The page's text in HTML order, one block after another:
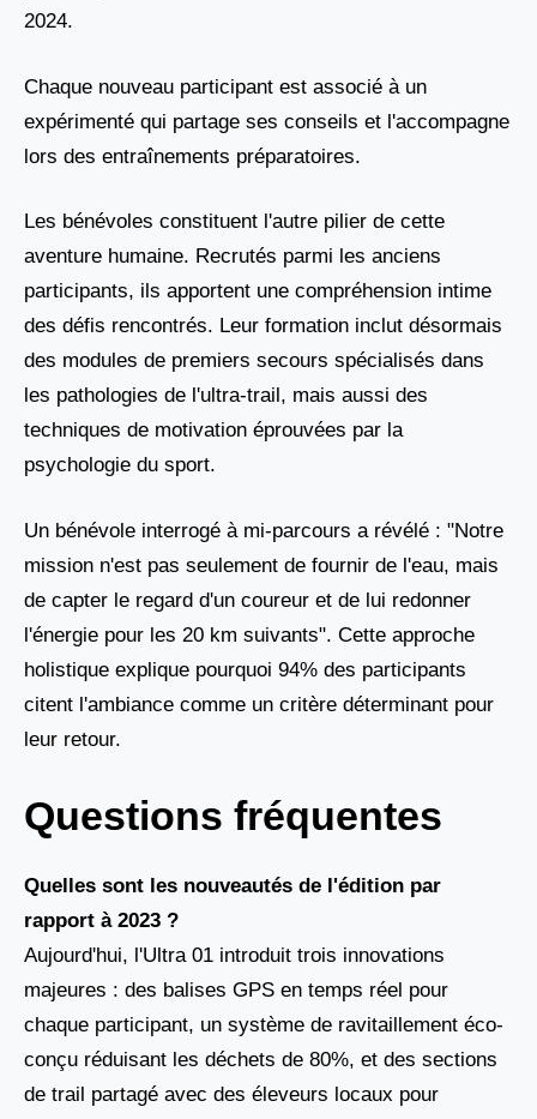
2024.
Chaque nouveau participant est associé à un
expérimenté qui partage ses conseils et l'accompagne
lors des entraînements préparatoires.
Les bénévoles constituent l'autre pilier de cette
aventure humaine. Recrutés parmi les anciens
participants, ils apportent une compréhension intime
des défis rencontrés. Leur formation inclut désormais
des modules de premiers secours spécialisés dans
les pathologies de l'ultra-trail, mais aussi des
techniques de motivation éprouvées par la
psychologie du sport.
Un bénévole interrogé à mi-parcours a révélé : "Notre
mission n'est pas seulement de fournir de l'eau, mais
de capter le regard d'un coureur et de lui redonner
l'énergie pour les 20 km suivants". Cette approche
holistique explique pourquoi 94% des participants
citent l'ambiance comme un critère déterminant pour
leur retour.
Questions fréquentes
Quelles sont les nouveautés de l'édition par
rapport à 2023 ?
Aujourd'hui, l'Ultra 01 introduit trois innovations
majeures : des balises GPS en temps réel pour
chaque participant, un système de ravitaillement éco-
conçu réduisant les déchets de 80%, et des sections
de trail partagé avec des éleveurs locaux pour